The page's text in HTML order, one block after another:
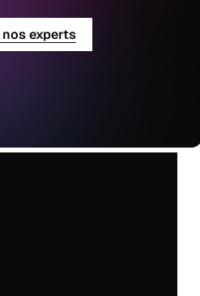
experts